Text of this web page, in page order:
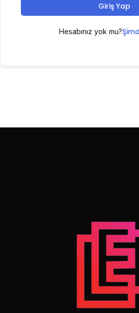
Giriş Yap
Hesabınız yok mu?